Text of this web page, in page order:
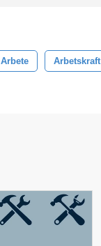
Arbete Arbetskraft